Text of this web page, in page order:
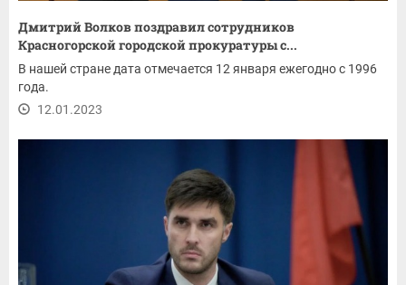
Дмитрий Волков поздравил сотрудников
Красногорской городской прокуратуры с...
В нашей стране дата отмечается 12 января ежегодно с 1996
года.
12.01.2023